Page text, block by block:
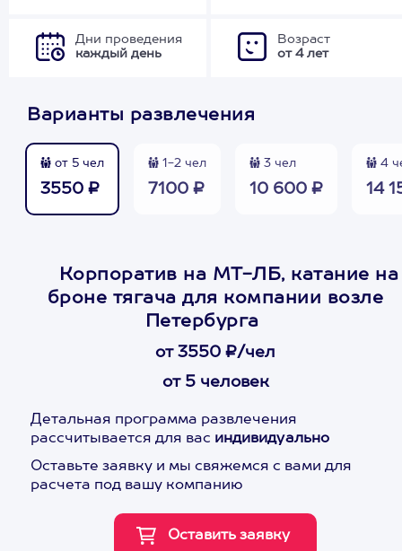
Дни проведения
каждый день
Возраст
от 4 лет
Варианты развлечения
от 5 чел
3550 ₽
1-2 чел
7100 ₽
3 чел
10 600 ₽
4
14
Корпоратив на МТ-ЛБ, катание на
броне тягача для компании возле
Петербурга
от 3550 ₽/чел
от 5 человек
Детальная программа развлечения
рассчитывается для вас индивидуально
Оставьте заявку и мы свяжемся с вами для
расчета под вашу компанию